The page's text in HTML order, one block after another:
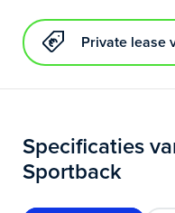
Private lease
Specificaties
Sportback